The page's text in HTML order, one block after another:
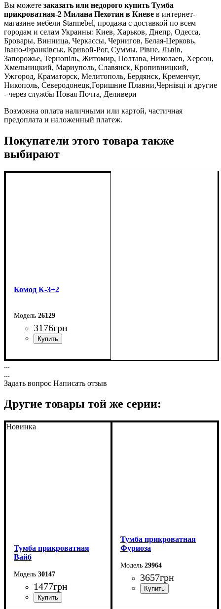
Вы можете заказать или недорого купить Тумба
прикроватная-2 Милана Пехотин в Киеве в интернет-
магазине мебели Starmebel, продажа с доставкой по всем
городам и селам Украины: Киев, Харьков, Днепр, Одесса,
Бровары, Винница, Черкассы, Чернигов, Белая-Церковь,
Івано-Франківськ, Кривой-Рог, Суммы, Рівне, Львів,
Запорожье, Тернопіль, Житомир, Полтава, Николаев, Херсон,
Хмельницкий, Мариуполь, Славянск, Кропивницкий,
Ужгород, Краматорск, Мелитополь, Бердянск, Кременчуг,
Никополь, Северодонецк,Горишние Плавни,Чернівці и другие
- через службы Новая Почта, Деливери
Возможна оплата наличными или картой, частичная
предоплата и наложенный платеж.
Покупатели этого товара также
выбирают
Комод К-3+2
26129
3176грн
Ширина: 80 см
Глубина: 38 см
...
...
Задать вопрос Написать отзыв
Другие товары той же серии:
Новинка
Тумба прикроватная
Вайб
30147
1477грн
Тумба прикроватная
Фуриоза
29964
3657грн